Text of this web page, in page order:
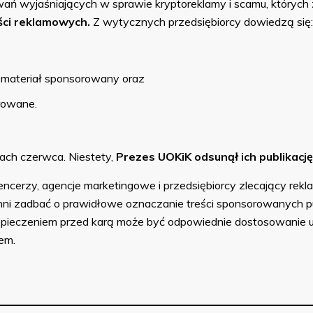
wyjaśniających w sprawie kryptoreklamy i scamu,
reklamowych. Z wytycznych przedsiębiorcy dowiedzą się:
sponsorowany oraz
czerwca. Niestety, Prezes UOKiK odsunął ich
agencje marketingowe i przedsiębiorcy zlecający
zadbać o prawidłowe oznaczanie treści sponsorowanych
przed karą może być odpowiednie